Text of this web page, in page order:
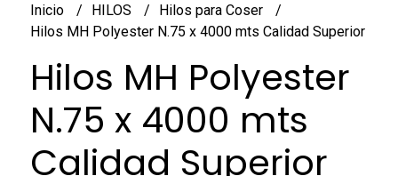
Inicio HILOS
Hilos para Coser
Hilos MH Polyester N.75 x 4000 mts Calidad Superior
Hilos MH Polyester
N.75 x 4000 mts
Calidad Superior